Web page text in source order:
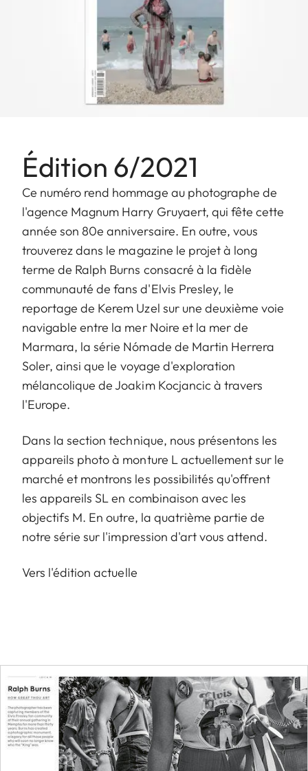
Édition 6/2021
Ce numéro rend hommage au photographe de
l'agence Magnum Harry Gruyaert, qui fête cette
année son 80e anniversaire. En outre, vous
trouverez dans le magazine le projet à long
terme de Ralph Burns consacré à la fidèle
communauté de fans d'Elvis Presley, le
reportage de Kerem Uzel sur une deuxième voie
navigable entre la mer Noire et la mer de
Marmara, la série Nómade de Martin Herrera
Soler, ainsi que le voyage d'exploration
mélancolique de Joakim Kocjancic à travers
l'Europe.
Dans la section technique, nous présentons les
appareils photo à monture L actuellement sur le
marché et montrons les possibilités qu'offrent
les appareils SL en combinaison avec les
objectifs M. En outre, la quatrième partie de
notre série sur l'impression d'art vous attend.
Vers l'édition actuelle